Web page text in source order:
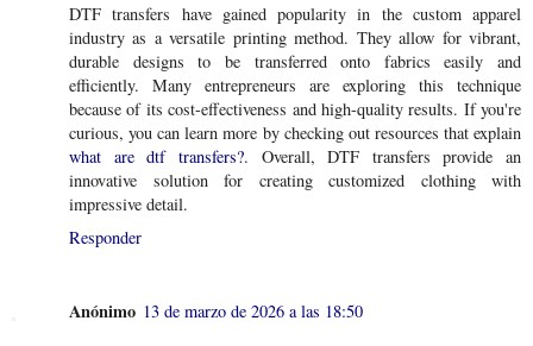
DTF transfers have gained popularity in the custom apparel
industry as a versatile printing method. They allow for vibrant,
durable designs to be transferred onto fabrics easily and
efficiently. Many entrepreneurs are exploring this technique
because of its cost-effectiveness and high-quality results. If you're
curious, you can learn more by checking out resources that explain
what are dtf transfers?. Overall, DTF transfers provide an
innovative solution for creating customized clothing with
impressive detail.
Responder
Anónimo 13 de marzo de 2026 a las 18:50